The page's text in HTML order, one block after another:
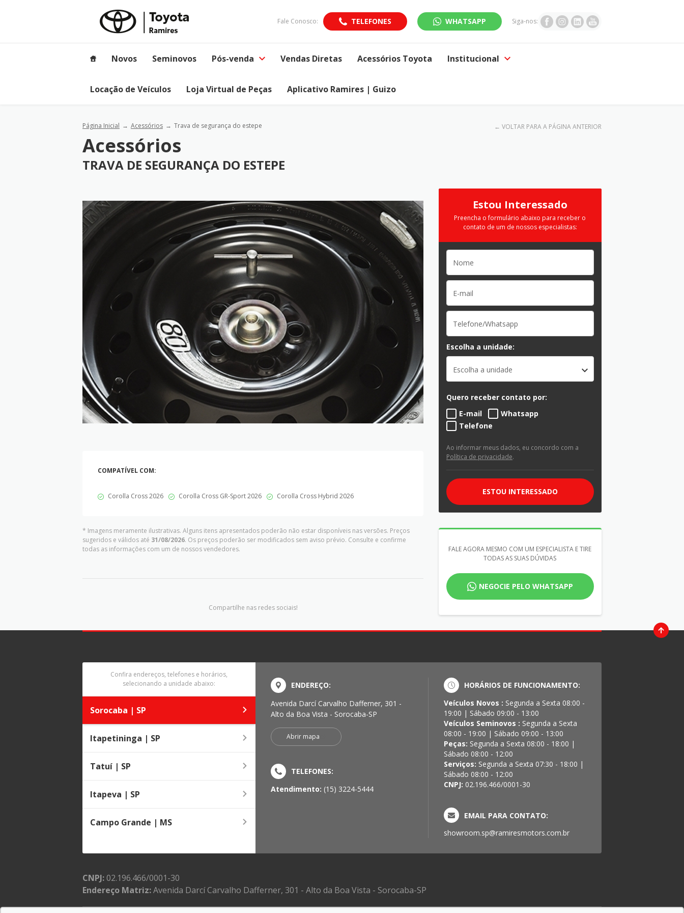
Fale Conosco: TELEFONES WHATSAPP Siga-nos:
Novos Seminovos Pós-venda Vendas Diretas Acessórios Toyota Institucional
Locação de Veículos Loja Virtual de Peças Aplicativo Ramires | Guizo
Página Inicial Acessórios Trava de segurança do estepe ← VOLTAR PARA A PÁGINA ANTERIOR
Acessórios
TRAVA DE SEGURANÇA DO ESTEPE
COMPATÍVEL COM:
Corolla Cross 2026 Corolla Cross GR-Sport 2026 Corolla Cross Hybrid 2026
* Imagens meramente ilustrativas. Alguns itens apresentados poderão não estar disponíveis nas versões. Preços
sugeridos e válidos até 31/08/2026. Os preços poderão ser modificados sem aviso prévio. Consulte e confirme
todas as informações com um de nossos vendedores.
Compartilhe nas redes sociais!
Estou Interessado
Preencha o formulário abaixo para receber o
contato de um de nossos especialistas:
Escolha a unidade:
Escolha a unidade
Quero receber contato por:
E-mail
Whatsapp
Telefone
Ao informar meus dados, eu concordo com a
Política de privacidade.
ESTOU INTERESSADO
FALE AGORA MESMO COM UM ESPECIALISTA E TIRE
TODAS AS SUAS DÚVIDAS
NEGOCIE PELO WHATSAPP
Confira endereços, telefones e horários,
selecionando a unidade abaixo:
Sorocaba | SP
Itapetininga | SP
Tatuí | SP
Itapeva | SP
Campo Grande | MS
ENDEREÇO:
Avenida Darcí Carvalho Dafferner, 301 -
Alto da Boa Vista - Sorocaba-SP
Abrir mapa
TELEFONES:
Atendimento: (15) 3224-5444
HORÁRIOS DE FUNCIONAMENTO:
Veículos Novos : Segunda a Sexta 08:00 -
19:00 | Sábado 09:00 - 13:00
Veículos Seminovos : Segunda a Sexta
08:00 - 19:00 | Sábado 09:00 - 13:00
Peças: Segunda a Sexta 08:00 - 18:00 |
Sábado 08:00 - 12:00
Serviços: Segunda a Sexta 07:30 - 18:00 |
Sábado 08:00 - 12:00
CNPJ: 02.196.466/0001-30
EMAIL PARA CONTATO:
showroom.sp@ramiresmotors.com.br
CNPJ:02.196.466/0001-30
Endereço Matriz:Avenida Darcí Carvalho Dafferner, 301 - Alto da Boa Vista - Sorocaba-SP